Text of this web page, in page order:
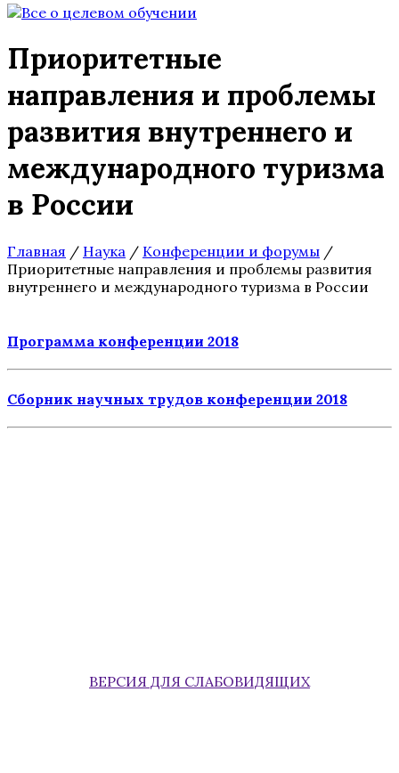
Приоритетные
направления и проблемы
развития внутреннего и
международного туризма
в России
Главная / Наука / Конференции и форумы /
Приоритетные направления и проблемы развития
внутреннего и международного туризма в России
Программа конференции 2018
Сборник научных трудов конференции 2018
ВЕРСИЯ ДЛЯ СЛАБОВИДЯЩИХ